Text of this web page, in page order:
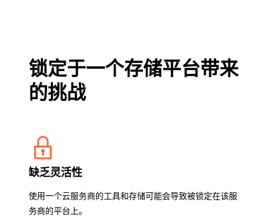
锁定于一个存储平台带来
的挑战
缺乏灵活性
使用一个云服务商的工具和存储可能会导致被锁定在该服
务商的平台上。